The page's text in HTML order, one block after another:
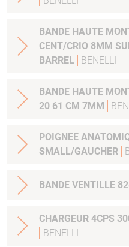
BANDE HAUTE
CENT/CRIO 8MM
BARREL
BENELLI
BANDE HAUTE
20 61 CM 7MM
POIGNEE
SMALL/GAUCHER
CHARGEUR 4CPS
BENELLI